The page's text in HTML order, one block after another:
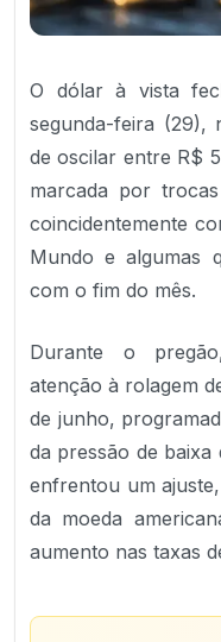
O dólar à vista
segunda-feira (29),
de oscilar entre R$
marcada por
coincidentemente
Mundo e algumas
com o fim do mês.
Durante o
atenção à rolagem
de junho,
da pressão de
enfrentou um
da moeda
aumento nas taxas